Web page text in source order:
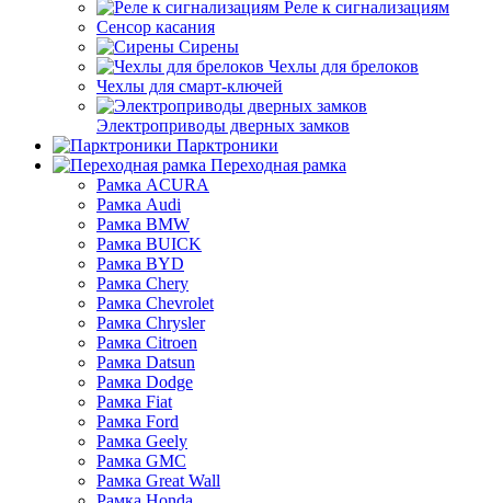
Реле к сигнализациям
Сенсор касания
Сирены
Чехлы для брелоков
Чехлы для смарт-ключей
Электроприводы дверных замков
Парктроники
Переходная рамка
Рамка ACURA
Рамка Audi
Рамка BMW
Рамка BUICK
Рамка BYD
Рамка Chery
Рамка Chevrolet
Рамка Chrysler
Рамка Citroen
Рамка Datsun
Рамка Dodge
Рамка Fiat
Рамка Ford
Рамка Geely
Рамка GMC
Рамка Great Wall